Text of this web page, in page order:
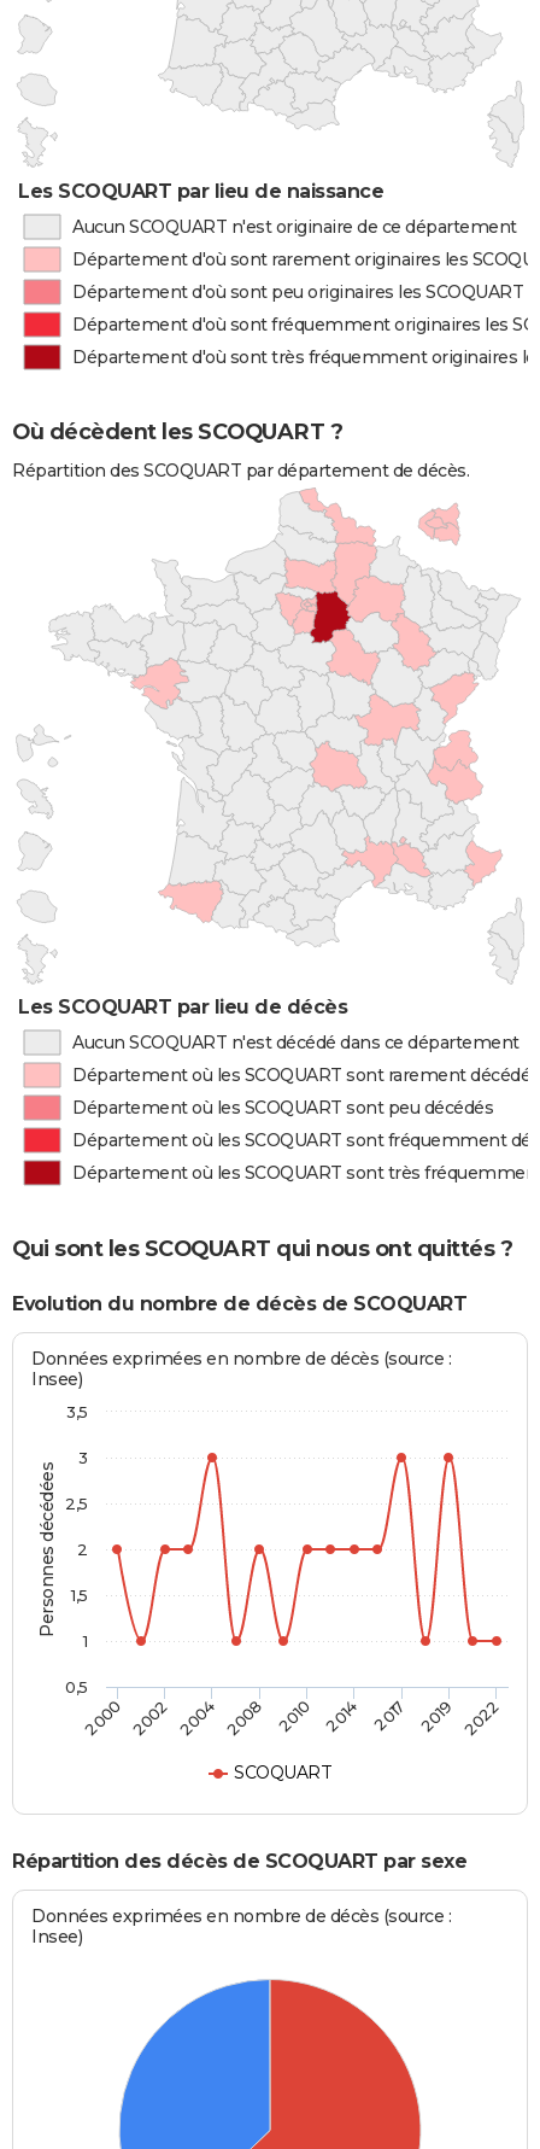
Les SCOQUART par lieu de naissance
Aucun SCOQUART n'est originaire de ce département
Département d'où sont rarement originaires les
Département d'où sont peu originaires les SCOQUART
Département d'où sont fréquemment originaires les
Département d'où sont très fréquemment originaires
Où décèdent les SCOQUART ?
Répartition des SCOQUART par département de décès.
Les SCOQUART par lieu de décès
Aucun SCOQUART n'est décédé dans ce département
Département où les SCOQUART sont rarement décédés
Département où les SCOQUART sont peu décédés
Département où les SCOQUART sont fréquemment
Département où les SCOQUART sont très
Qui sont les SCOQUART qui nous ont quittés ?
Evolution du nombre de décès de SCOQUART
Personnes décédées
Données exprimées en nombre de décès (source :
Insee)
SCOQUART
2000 2002 2004 2008 2010 2014 2017 2019 2022
0,5
1
1,5
2
2,5
3
3,5
Répartition des décès de SCOQUART par sexe
Données exprimées en nombre de décès (source :
Insee)